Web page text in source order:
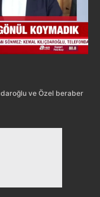
ve Özel beraber